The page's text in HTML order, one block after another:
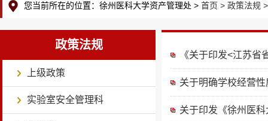
您当前所在的位置：徐州医科大学资产管理处 > 首页 > 政策法规
政策法规
上级政策
实验室安全管理科
《关于印发<江苏
关于明确学校经营
关于印发《徐州医